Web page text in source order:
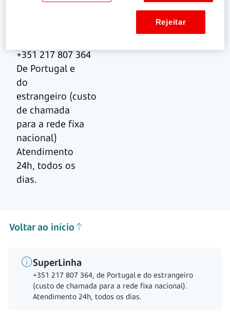
+351 217 807 364
De Portugal e
do
estrangeiro (custo
de chamada
para a rede fixa
nacional)
Atendimento
24h, todos os
dias.
Voltar ao início
SuperLinha
+351 217 807 364, de Portugal e do estrangeiro
(custo de chamada para a rede fixa nacional).
Atendimento 24h, todos os dias.
Rejeitar